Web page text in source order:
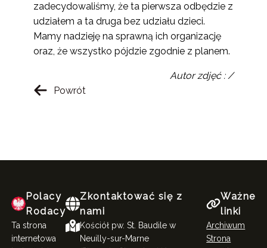
zadecydowaliśmy, że ta pierwsza odbędzie z
udziałem a ta druga bez udziału dzieci.
Mamy nadzieję na sprawną ich organizację
oraz, że wszystko pójdzie zgodnie z planem.
Autor zdjęć : /
Powrót
Polacy
Rodacy
Ta strona
internetowa
Zkontaktować się z
nami
Kościół pw. St. Baudile w
Neuilly-sur-Marne
Ważne
linki
Archiwum
Strona